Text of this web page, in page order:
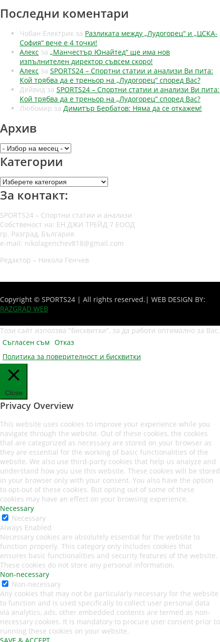
Последни коментари
Чобан Електрик за Разликата между „Лудогорец“ и „ЦСКА-
София“ вече е 4 точки!
Алекс за „Манчестър Юнайтед“ ще има нов
изпълнителен директор съвсем скоро!
Алекс за SPORTS24 – Спортни статии и анализи Ви пита:
Кой трябва да е треньор на „Лудогорец“ според Вас?
Дейвид за SPORTS24 – Спортни статии и анализи Ви пита:
Кой трябва да е треньор на „Лудогорец“ според Вас?
Любомир за Димитър Бербатов: Няма да се откажем!
Архив
Архив
Категории
Категории
За контакт:
SPORTS24 – Спортни статии и анализи
Собственост на: ЕН ДЖИ ТРЕЙД 7 ЕООД
гр. Разград, България
e-mail: nikolagenchev818@gmail.com
Редактор – Никола Генчев
Copyright © SPORTS24 | All rights reserved. | WEB DESIGN BY:
RAZGRAD WEB
Този сайт използва "бисквитки", за да работи оптимално за Вас.
Съгласен съм Отказ
Политика за поверителност и бисквитки
Close
Privacy Overview
This website uses cookies to improve your experience while you
navigate through the website. Out of these cookies, the cookies
that are categorized as necessary are stored on your browser as
they are essential for the working of basic functionalities of the
website. We also use third-party cookies that help us analyze and
understand how you use this website. These cookies will be stored
in your browser only with your consent. You also have the option
to opt-out of these cookies. But opting out of some of these
cookies may have an effect on your browsing experience.
Necessary
Necessary
Always Enabled
Necessary cookies are absolutely essential for the website to
function properly. This category only includes cookies that
ensures basic functionalities and security features of the website.
These cookies do not store any personal information.
Non-necessary
Non-necessary
Any cookies that may not be particularly necessary for the website
to function and is used specifically to collect user personal data
via analytics, ads, other embedded contents are termed as non-
necessary cookies. It is mandatory to procure user consent prior to
running these cookies on your website.